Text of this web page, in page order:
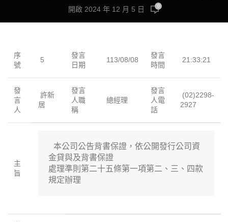
開啟 2024 年 12 月 5 日 0
序
號
5
發言
日期
113/08/08
發言
時間
21:33:21
發
言
人
許新
居
發言
人職
稱
總經理
發言
人電
話
(02)2298-
2927
主
旨
本公司公告背書保證，依公開發行公司資
金貸與及背書保證
處理準則第二十五條第一項第二、三、四款
規定辦理